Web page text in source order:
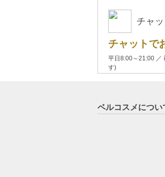
チャ
チャットで
平日8:00～21:00 ／
す)
ベルコスメについ